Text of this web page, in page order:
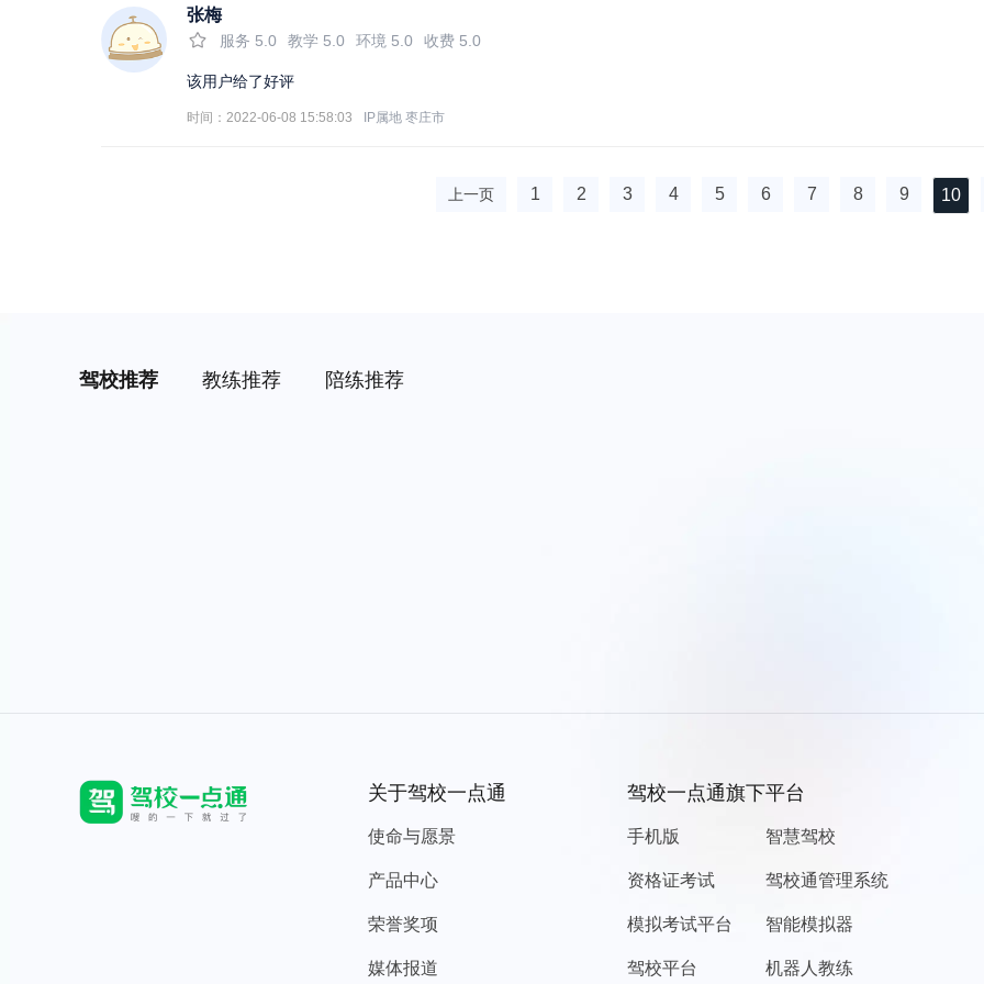
张梅
服务 5.0 教学 5.0 环境 5.0 收费 5.0
该用户给了好评
时间：2022-06-08 15:58:03 IP属地 枣庄市
上一页 1 2 3 4 5 6 7 8 9 10
驾校推荐 教练推荐 陪练推荐
关于驾校一点通
使命与愿景
产品中心
荣誉奖项
媒体报道
驾校一点通旗下平台
手机版
资格证考试
模拟考试平台
驾校平台
智慧驾校
驾校通管理系统
智能模拟器
机器人教练